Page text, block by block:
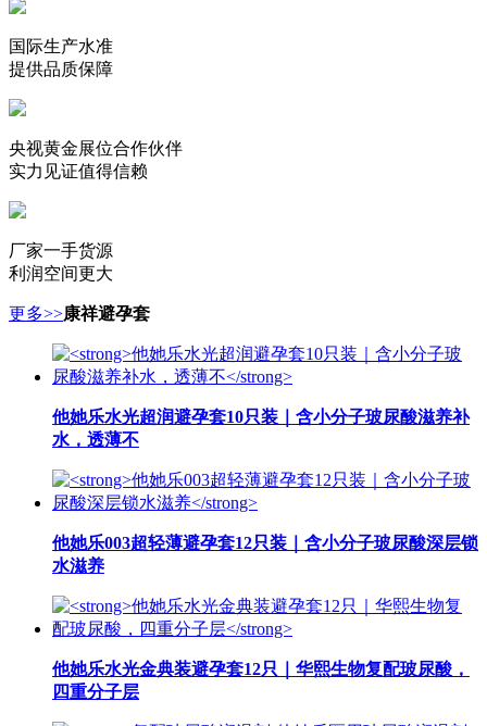
国际生产水准
提供品质保障
央视黄金展位合作伙伴
实力见证值得信赖
厂家一手货源
利润空间更大
更多>>康祥避孕套
他她乐水光超润避孕套10只装｜含小分子玻尿酸滋养补
水，透薄不
他她乐003超轻薄避孕套12只装｜含小分子玻尿酸深层锁
水滋养
他她乐水光金典装避孕套12只｜华熙生物复配玻尿酸，
四重分子层